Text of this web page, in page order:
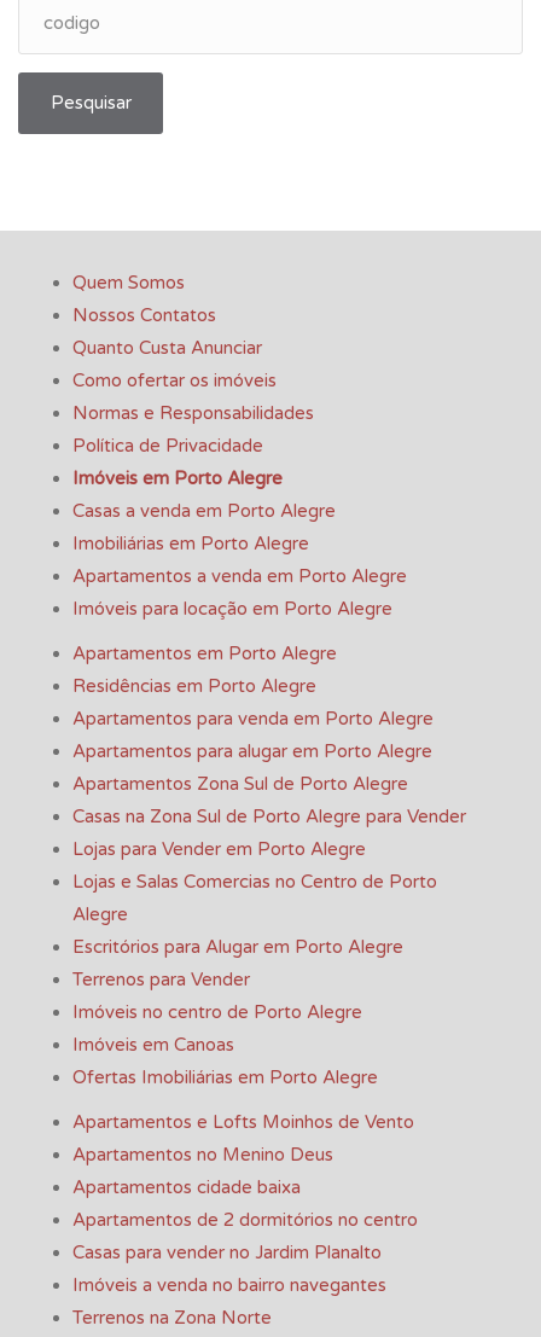
Pesquisar
Quem Somos
Nossos Contatos
Quanto Custa Anunciar
Como ofertar os imóveis
Normas e Responsabilidades
Política de Privacidade
Imóveis em Porto Alegre
Casas a venda em Porto Alegre
Imobiliárias em Porto Alegre
Apartamentos a venda em Porto Alegre
Imóveis para locação em Porto Alegre
Apartamentos em Porto Alegre
Residências em Porto Alegre
Apartamentos para venda em Porto Alegre
Apartamentos para alugar em Porto Alegre
Apartamentos Zona Sul de Porto Alegre
Casas na Zona Sul de Porto Alegre para Vender
Lojas para Vender em Porto Alegre
Lojas e Salas Comercias no Centro de Porto
Alegre
Escritórios para Alugar em Porto Alegre
Terrenos para Vender
Imóveis no centro de Porto Alegre
Imóveis em Canoas
Ofertas Imobiliárias em Porto Alegre
Apartamentos e Lofts Moinhos de Vento
Apartamentos no Menino Deus
Apartamentos cidade baixa
Apartamentos de 2 dormitórios no centro
Casas para vender no Jardim Planalto
Imóveis a venda no bairro navegantes
Terrenos na Zona Norte